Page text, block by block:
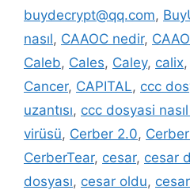
buydecrypt@qq.com,
nasıl, CAAOC nedir,
Caleb, Cales, Caley, calix,
Cancer, CAPITAL, ccc
uzantısı, ccc dosyasi nasıl
virüsü, Cerber 2.0,
CerberTear, cesar, cesar
dosyası, cesar oldu,